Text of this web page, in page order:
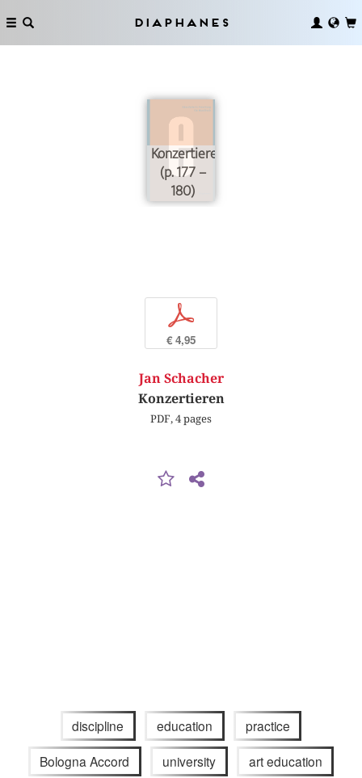
Diaphanes
Konzertieren
(p. 177 –
180)
p
€ 4,95
Jan Schacher
Konzertieren
PDF, 4 pages
discipline education practice
Bologna Accord university art education